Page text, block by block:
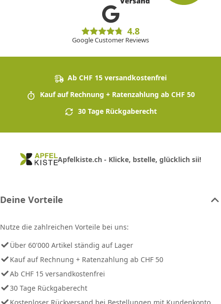
4.8
Google Customer Reviews
Ab CHF 15 versandkostenfrei
Kauf auf Rechnung + Ratenzahlung ab CHF 50
30 Tage Rückgaberecht
Apfelkiste.ch - Klicke, bstelle, glücklich sii!
Deine Vorteile
Nutze die zahlreichen Vorteile bei uns:
Über 60'000 Artikel ständig auf Lager
Kauf auf Rechnung + Ratenzahlung ab CHF 50
Ab CHF 15 versandkostenfrei
30 Tage Rückgaberecht